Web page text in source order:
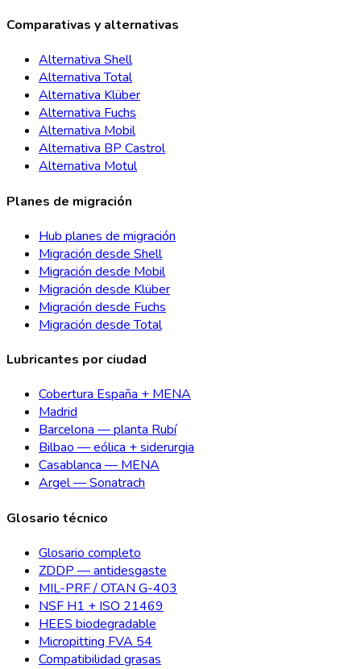
Comparativas y alternativas
Alternativa Shell
Alternativa Total
Alternativa Klüber
Alternativa Fuchs
Alternativa Mobil
Alternativa BP Castrol
Alternativa Motul
Planes de migración
Hub planes de migración
Migración desde Shell
Migración desde Mobil
Migración desde Klüber
Migración desde Fuchs
Migración desde Total
Lubricantes por ciudad
Cobertura España + MENA
Madrid
Barcelona — planta Rubí
Bilbao — eólica + siderurgia
Casablanca — MENA
Argel — Sonatrach
Glosario técnico
Glosario completo
ZDDP — antidesgaste
MIL-PRF / OTAN G-403
NSF H1 + ISO 21469
HEES biodegradable
Micropitting FVA 54
Compatibilidad grasas